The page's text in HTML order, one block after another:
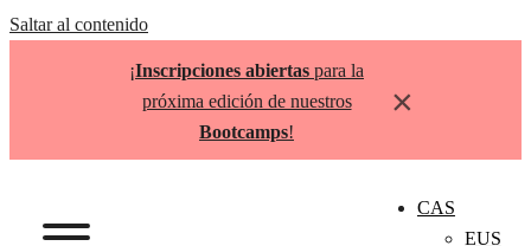
Saltar al contenido
¡Inscripciones abiertas para la
próxima edición de nuestros
Bootcamps!
×
CAS
EUS